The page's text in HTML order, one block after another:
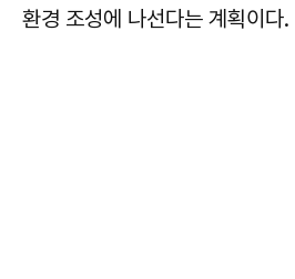
환경 조성에 나선다는 계획이다.